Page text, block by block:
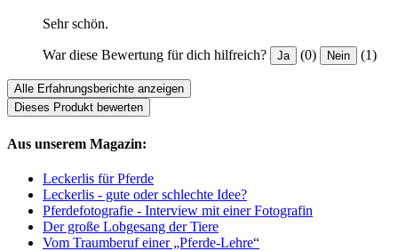
Sehr schön.
War diese Bewertung für dich hilfreich? Ja (0) Nein (1)
Alle Erfahrungsberichte anzeigen
Dieses Produkt bewerten
Aus unserem Magazin:
Leckerlis für Pferde
Leckerlis - gute oder schlechte Idee?
Pferdefotografie - Interview mit einer Fotografin
Der große Lobgesang der Tiere
Vom Traumberuf einer „Pferde-Lehre“